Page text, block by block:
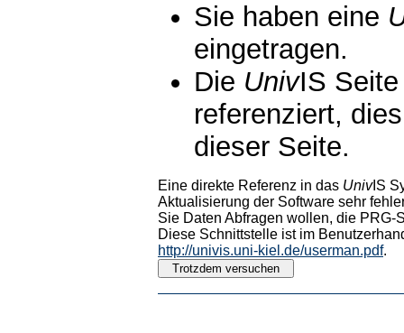
Sie haben eine
eingetragen.
Die UnivIS
referenziert,
dieser Seite.
Eine direkte Referenz in das UnivIS
Aktualisierung der Software sehr
Sie Daten Abfragen wollen, die PRG-
Diese Schnittstelle ist im
http://univis.uni-kiel.de/userman.pdf.